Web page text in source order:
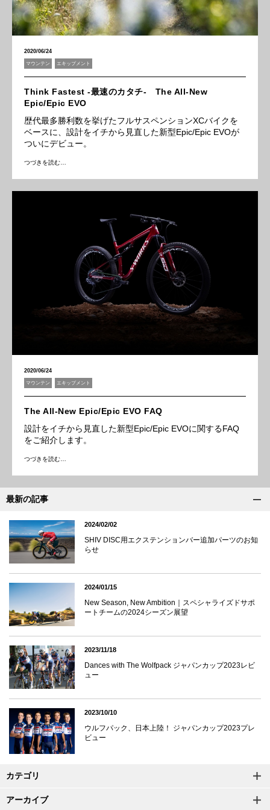
2020/06/24
マウンテン エキップメント
Think Fastest -最速のカタチ- The All-New
Epic/Epic EVO
歴代最多勝利数を挙げたフルサスペンションXCバイクを
ベースに、設計をイチから見直した新型Epic/Epic EVOが
ついにデビュー。
つづきを読む…
2020/06/24
マウンテン エキップメント
The All-New Epic/Epic EVO FAQ
設計をイチから見直した新型Epic/Epic EVOに関するFAQ
をご紹介します。
つづきを読む…
最新の記事
2024/02/02
SHIV DISC用エクステンションバー追加パーツのお知
らせ
2024/01/15
New Season, New Ambition｜スペシャライズドサポ
ートチームの2024シーズン展望
2023/11/18
Dances with The Wolfpack ジャパンカップ2023レビ
ュー
2023/10/10
ウルフパック、日本上陸！ ジャパンカップ2023プレ
ビュー
カテゴリ
アーカイブ